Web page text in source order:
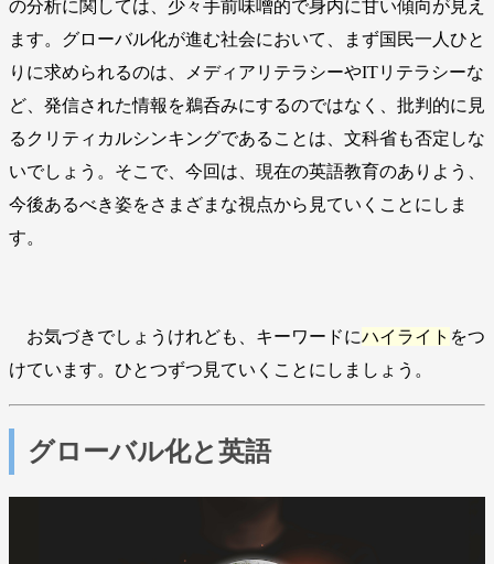
の分析に関しては、少々手前味噌的で身内に甘い傾向が見え
ます。グローバル化が進む社会において、まず国民一人ひと
りに求められるのは、メディアリテラシーやITリテラシーな
ど、発信された情報を鵜呑みにするのではなく、批判的に見
るクリティカルシンキングであることは、文科省も否定しな
いでしょう。そこで、今回は、現在の英語教育のありよう、
今後あるべき姿をさまざまな視点から見ていくことにしま
す。
お気づきでしょうけれども、キーワードにハイライト をつ
けています。ひとつずつ見ていくことにしましょう。
グローバル化と英語